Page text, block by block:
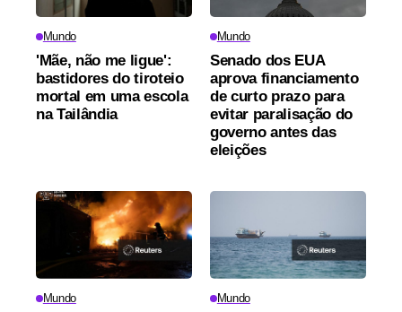
Mundo
'Mãe, não me ligue':
bastidores do tiroteio
mortal em uma escola
na Tailândia
Mundo
Senado dos EUA
aprova financiamento
de curto prazo para
evitar paralisação do
governo antes das
eleições
Mundo Mundo